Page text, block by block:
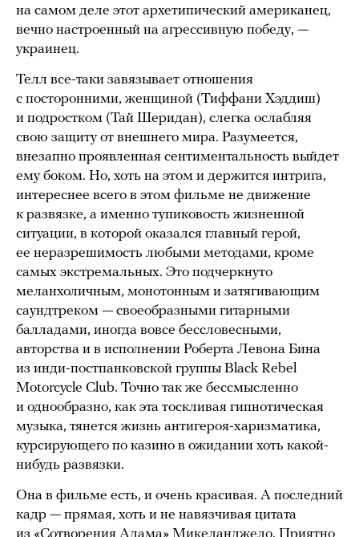
на самом деле этот архетипический американец,
вечно настроенный на агрессивную победу, —
украинец.
Телл все-таки завязывает отношения
с посторонними, женщиной (Тиффани Хэддиш)
и подростком (Тай Шеридан), слегка ослабляя
свою защиту от внешнего мира. Разумеется,
внезапно проявленная сентиментальность выйдет
ему боком. Но, хоть на этом и держится интрига,
интереснее всего в этом фильме не движение
к развязке, а именно тупиковость жизненной
ситуации, в которой оказался главный герой,
ее неразрешимость любыми методами, кроме
самых экстремальных. Это подчеркнуто
меланхоличным, монотонным и затягивающим
саундтреком — своеобразными гитарными
балладами, иногда вовсе бессловесными,
авторства и в исполнении Роберта Левона Бина
из инди-постпанковской группы Black Rebel
Motorcycle Club. Точно так же бессмысленно
и однообразно, как эта тоскливая гипнотическая
музыка, тянется жизнь антигероя-харизматика,
курсирующего по казино в ожидании хоть какой-
нибудь развязки.
Она в фильме есть, и очень красивая. А последний
кадр — прямая, хоть и не навязчивая цитата